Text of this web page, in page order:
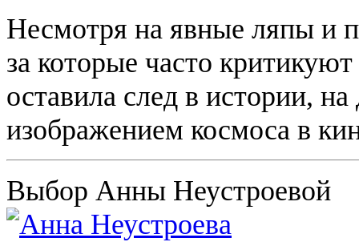
Несмотря на явные ляпы и
за которые часто
оставила след в истории,
изображением космоса в
Выбор Анны Неустроевой